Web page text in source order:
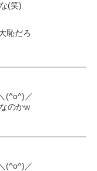
(笑)
恥だろ
(^o^)／
のかw
(^o^)／